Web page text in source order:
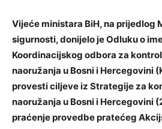
Vijeće ministara BiH, na prijedlog
sigurnosti, donijelo je Odluku o
Koordinacijskog odbora za
naoružanja u Bosni i Hercegovini
provesti ciljeve iz Strategije za
naoružanja u Bosni i Hercegovini
praćenje provedbe pratećeg